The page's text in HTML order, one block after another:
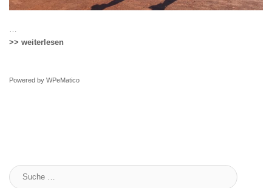
>> weiterlesen
Powered by WPeMatico
Suche
: